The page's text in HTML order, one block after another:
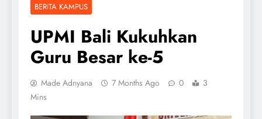
BERITA KAMPUS
UPMI Bali Kukuhkan
Guru Besar ke-5
Made Adnyana 7 Months Ago 0
3
Mins